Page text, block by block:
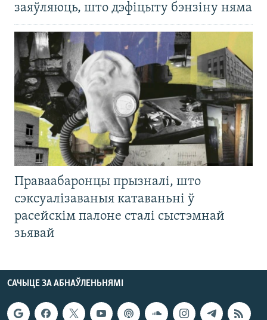
заяўляюць, што дэфіцыту бэнзіну няма
Праваабаронцы прызналі, што
сэксуалізаваныя катаваньні ў
расейскім палоне сталі сыстэмнай
зьявай
САЧЫЦЕ ЗА АБНАЎЛЕНЬНЯМІ